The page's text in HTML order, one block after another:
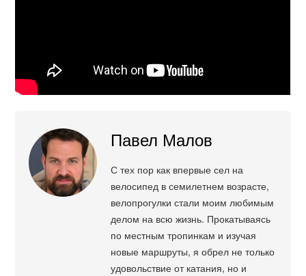
Павел Малов
С тех пор как впервые сел на
велосипед в семилетнем возрасте,
велопрогулки стали моим любимым
делом на всю жизнь. Прокатываясь
по местным тропинкам и изучая
новые маршруты, я обрел не только
удовольствие от катания, но и